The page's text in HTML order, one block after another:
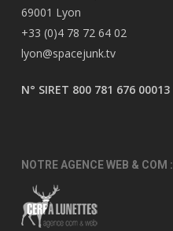
69001 Lyon
+33 (0)4 78 72 64 02
lyon@spacejunk.tv
N° SIRET 800 781 676 00013
NOTRE AGENCE WEB & COM :